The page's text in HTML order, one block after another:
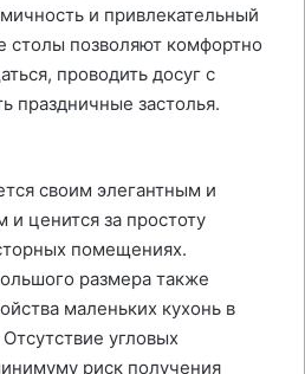
и привлекательный
столы позволяют комфортно
проводить досуг с
праздничные застолья.
своим элегантным и
ценится за простоту
помещениях.
размера также
маленьких кухонь в
угловых
риск получения